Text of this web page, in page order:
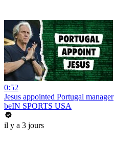
0:52
Jesus appointed Portugal manager
beIN SPORTS USA
il y a 3 jours